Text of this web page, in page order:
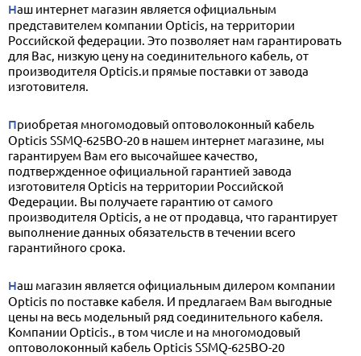
Наш интернет магазин является официальным
представителем компании Opticis, на территории
Российской федерации. Это позволяет нам гарантировать
для Вас, низкую цену на соединительного кабель, от
производителя Opticis.и прямые поставки от завода
изготовителя.
Приобретая многомодовый оптоволоконный кабель
Opticis SSMQ-625BO-20 в нашем интернет магазине, мы
гарантируем Вам его высочайшее качество,
подтвержденное официальной гарантией завода
изготовителя Opticis на территории Российской
Федерации. Вы получаете гарантию от самого
производителя Opticis, а не от продавца, что гарантирует
выполнение данных обязательств в течении всего
гарантийного срока.
Наш магазин является официальным дилером компании
Opticis по поставке кабеля. И предлагаем Вам выгодные
цены на весь модельный ряд соединительного кабеля.
Компании Opticis., в том числе и на многомодовый
оптоволоконный кабель Opticis SSMQ-625BO-20